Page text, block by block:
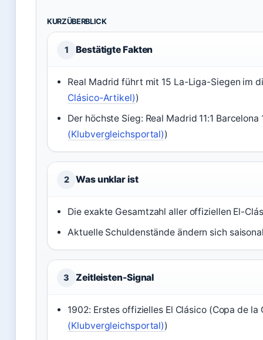
KURZÜBERBLICK
1 Bestätigte Fakten
Real Madrid führt mit 15 La-Liga-Siegen im
Clásico-Artikel))
Der höchste Sieg: Real Madrid 11:1 Barcelona
(Klubvergleichsportal))
2 Was unklar ist
Die exakte Gesamtzahl aller offiziellen El-
Aktuelle Schuldenstände ändern sich
3 Zeitleisten-Signal
1902: Erstes offizielles El Clásico (Copa de la
(Klubvergleichsportal))